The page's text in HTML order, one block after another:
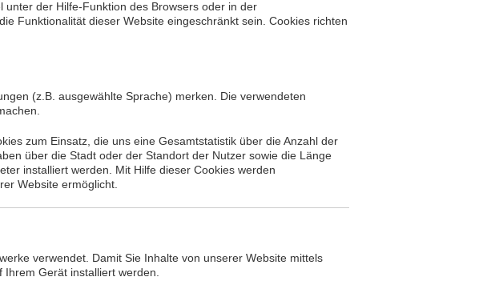
der Hilfe-Funktion des Browsers oder in der
Funktionalität dieser Website eingeschränkt sein. Cookies richten
(z.B. ausgewählte Sprache) merken. Die verwendeten
zum Einsatz, die uns eine Gesamtstatistik über die Anzahl der
über die Stadt oder der Standort der Nutzer sowie die Länge
installiert werden. Mit Hilfe dieser Cookies werden
Website ermöglicht.
verwendet. Damit Sie Inhalte von unserer Website mittels
Gerät installiert werden.